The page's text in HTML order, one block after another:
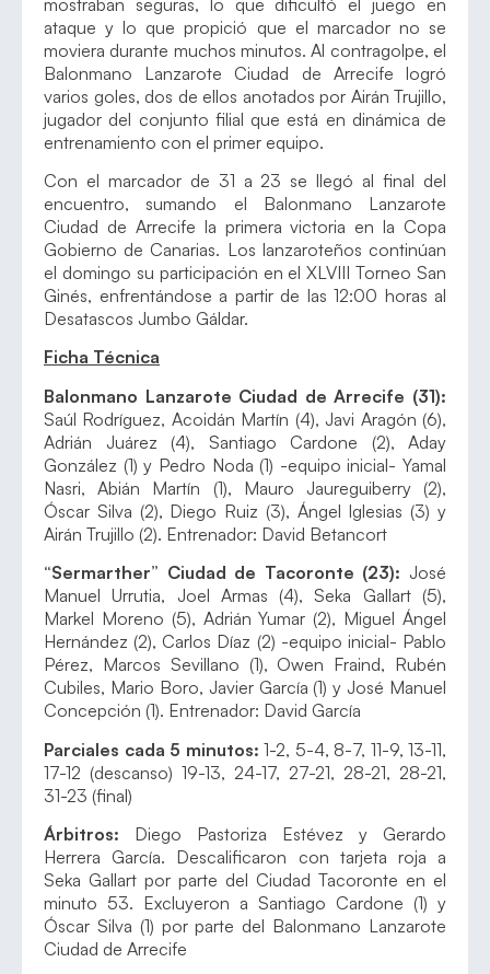
ataque y lo que propició que el marcador no se
moviera durante muchos minutos. Al contragolpe, el
Balonmano Lanzarote Ciudad de Arrecife logró
varios goles, dos de ellos anotados por Airán Trujillo,
jugador del conjunto filial que está en dinámica de
entrenamiento con el primer equipo.
Con el marcador de 31 a 23 se llegó al final del
encuentro, sumando el Balonmano Lanzarote
Ciudad de Arrecife la primera victoria en la Copa
Gobierno de Canarias. Los lanzaroteños continúan
el domingo su participación en el XLVIII Torneo San
Ginés, enfrentándose a partir de las 12:00 horas al
Desatascos Jumbo Gáldar.
Ficha Técnica
Balonmano Lanzarote Ciudad de Arrecife (31):
Saúl Rodríguez, Acoidán Martín (4), Javi Aragón (6),
Adrián Juárez (4), Santiago Cardone (2), Aday
González (1) y Pedro Noda (1) -equipo inicial- Yamal
Nasri, Abián Martín (1), Mauro Jaureguiberry (2),
Óscar Silva (2), Diego Ruiz (3), Ángel Iglesias (3) y
Airán Trujillo (2). Entrenador: David Betancort
“Sermarther” Ciudad de Tacoronte (23): José
Manuel Urrutia, Joel Armas (4), Seka Gallart (5),
Markel Moreno (5), Adrián Yumar (2), Miguel Ángel
Hernández (2), Carlos Díaz (2) -equipo inicial- Pablo
Pérez, Marcos Sevillano (1), Owen Fraind, Rubén
Cubiles, Mario Boro, Javier García (1) y José Manuel
Concepción (1). Entrenador: David García
Parciales cada 5 minutos: 1-2, 5-4, 8-7, 11-9, 13-11,
17-12 (descanso) 19-13, 24-17, 27-21, 28-21, 28-21,
31-23 (final)
Árbitros: Diego Pastoriza Estévez y Gerardo
Herrera García. Descalificaron con tarjeta roja a
Seka Gallart por parte del Ciudad Tacoronte en el
minuto 53. Excluyeron a Santiago Cardone (1) y
Óscar Silva (1) por parte del Balonmano Lanzarote
Ciudad de Arrecife